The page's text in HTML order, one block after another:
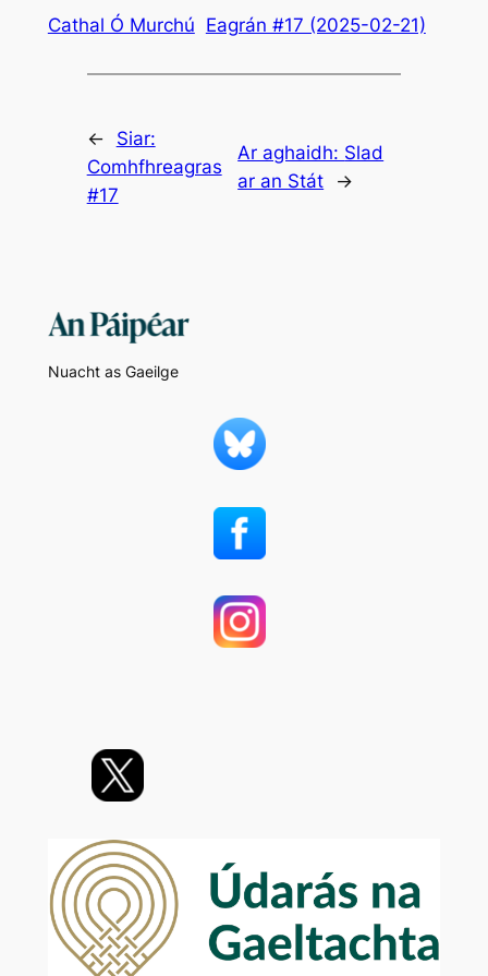
Cathal Ó Murchú Eagrán #17 (2025-02-21)
←
Siar:
Comhfhreagras
#17
Ar aghaidh: Slad
ar an Stát
→
Nuacht as Gaeilge